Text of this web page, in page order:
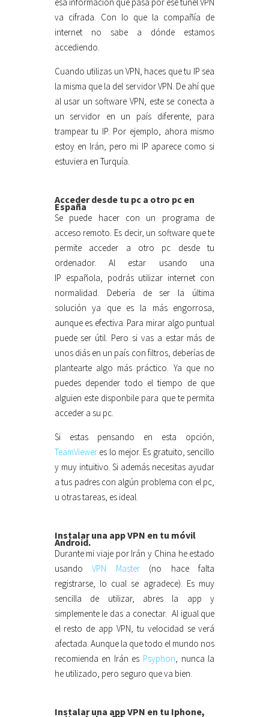
va cifrada. Con lo que la compañía de
internet no sabe a dónde estamos
accediendo.
Cuando utilizas un VPN, haces que tu IP sea
la misma que la del servidor VPN. De ahí que
al usar un software VPN, este se conecta a
un servidor en un país diferente, para
trampear tu IP. Por ejemplo, ahora mismo
estoy en Irán, pero mi IP aparece como si
estuviera en Turquía.
Acceder desde tu pc a otro pc en
España
Se puede hacer con un programa de
acceso remoto. Es decir, un software que te
permite acceder a otro pc desde tu
ordenador. Al estar usando una
IP española, podrás utilizar internet con
normalidad. Debería de ser la última
solución ya que es la más engorrosa,
aunque es efectiva. Para mirar algo puntual
puede ser útil. Pero si vas a estar más de
unos diás en un país con filtros, deberías de
plantearte algo más práctico. Ya que no
puedes depender todo el tiempo de que
alguien este disponbile para que te permita
acceder a su pc.
Si estas pensando en esta opción,
TeamVieweres lo mejor. Es gratuito, sencillo
y muy intuitivo. Si además necesitas ayudar
a tus padres con algún problema con el pc,
u otras tareas, es ideal.
Instalar una app VPN en tu móvil
Android.
Durante mi viaje por Irán y China he estado
usandoVPN Master (no hace falta
registrarse, lo cual se agradece). Es muy
sencilla de utilizar, abres la app y
simplemente le das a conectar. Al igual que
el resto de app VPN, tu velocidad se verá
afectada. Aunque la que todo el mundo nos
recomienda en Irán es Psyphon, nunca la
he utilizado, pero seguro que va bien.
Instalar una app VPN en tu Iphone,